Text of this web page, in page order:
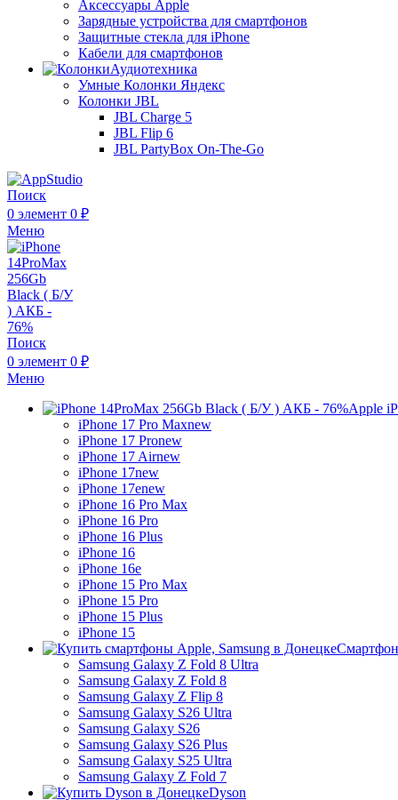
Аксессуары Apple
Зарядные устройства для смартфонов
Защитные стекла для iPhone
Кабели для смартфонов
Аудиотехника
Умные Колонки Яндекс
Колонки JBL
JBL Charge 5
JBL Flip 6
JBL PartyBox On-The-Go
Поиск
0 элемент 0 ₽
Меню
Поиск
0 элемент 0 ₽
Меню
Apple
iPhone 17 Pro Maxnew
iPhone 17 Pronew
iPhone 17 Airnew
iPhone 17new
iPhone 17enew
iPhone 16 Pro Max
iPhone 16 Pro
iPhone 16 Plus
iPhone 16
iPhone 16e
iPhone 15 Pro Max
iPhone 15 Pro
iPhone 15 Plus
iPhone 15
Samsung Galaxy Z Fold 8 Ultra
Samsung Galaxy Z Fold 8
Samsung Galaxy Z Flip 8
Samsung Galaxy S26 Ultra
Samsung Galaxy S26
Samsung Galaxy S26 Plus
Samsung Galaxy S25 Ultra
Samsung Galaxy Z Fold 7
Dyson